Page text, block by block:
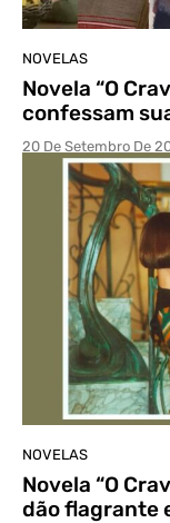
NOVELAS
Novela “O
confessam
20 De Setembro De
NOVELAS
Novela “O
dão flagrante